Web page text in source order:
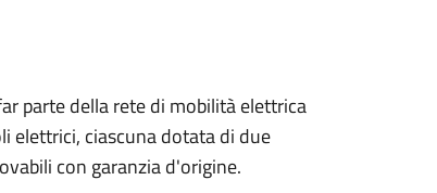
parte della rete di mobilità elettrica
elettrici, ciascuna dotata di due
con garanzia d'origine.